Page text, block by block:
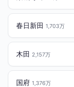
春日新田 1,703万
木田 2,157万
国府 1,376万